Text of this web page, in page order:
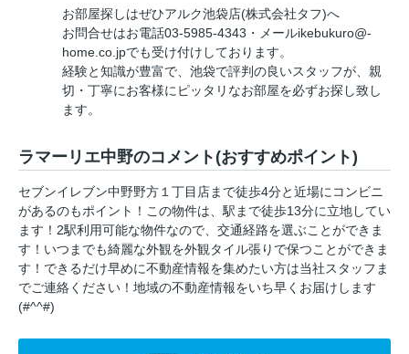
お部屋探しはぜひアルク池袋店(株式会社タフ)へ
お問合せはお電話03-5985-4343・メールikebukuro@-
home.co.jpでも受け付けしております。
経験と知識が豊富で、池袋で評判の良いスタッフが、親
切・丁寧にお客様にピッタリなお部屋を必ずお探し致し
ます。
ラマーリエ中野のコメント(おすすめポイント)
セブンイレブン中野野方１丁目店まで徒歩4分と近場にコンビニ
があるのもポイント！この物件は、駅まで徒歩13分に立地してい
ます！2駅利用可能な物件なので、交通経路を選ぶことができま
す！いつまでも綺麗な外観を外観タイル張りで保つことができま
す！できるだけ早めに不動産情報を集めたい方は当社スタッフま
でご連絡ください！地域の不動産情報をいち早くお届けします
(#^^#)